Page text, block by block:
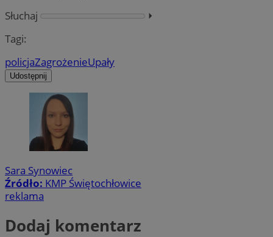
Słuchaj
⏵︎
Tagi:
policjaZagrożenieUpały
Udostępnij
Sara Synowiec
Źródło: KMP Świętochłowice
reklama
Dodaj komentarz